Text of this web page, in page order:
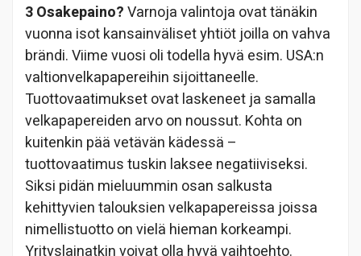
3 Osakepaino?Varnoja valintoja ovat tänäkin
vuonna isot kansainväliset yhtiöt joilla on vahva
brändi. Viime vuosi oli todella hyvä esim. USA:n
valtionvelkapapereihin sijoittaneelle.
Tuottovaatimukset ovat laskeneet ja samalla
velkapapereiden arvo on noussut. Kohta on
kuitenkin pää vetävän kädessä –
tuottovaatimus tuskin laksee negatiiviseksi.
Siksi pidän mieluummin osan salkusta
kehittyvien talouksien velkapapereissa joissa
nimellistuotto on vielä hieman korkeampi.
Yrityslainatkin voivat olla hyvä vaihtoehto.